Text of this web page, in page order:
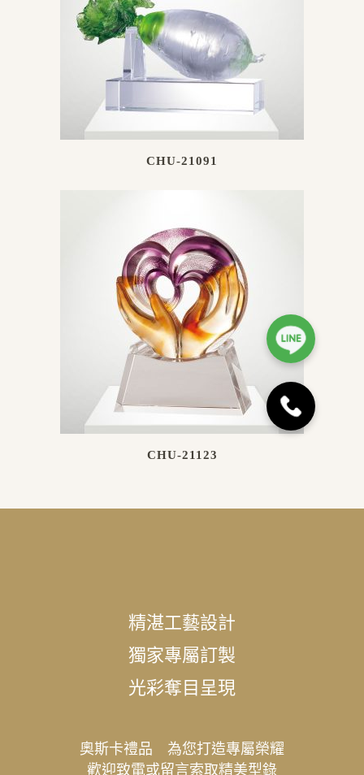
CHU-21091
CHU-21123
精湛工藝設計
獨家專屬訂製
光彩奪目呈現
奧斯卡禮品 為您打造專屬榮耀
歡迎致電或留言索取精美型錄